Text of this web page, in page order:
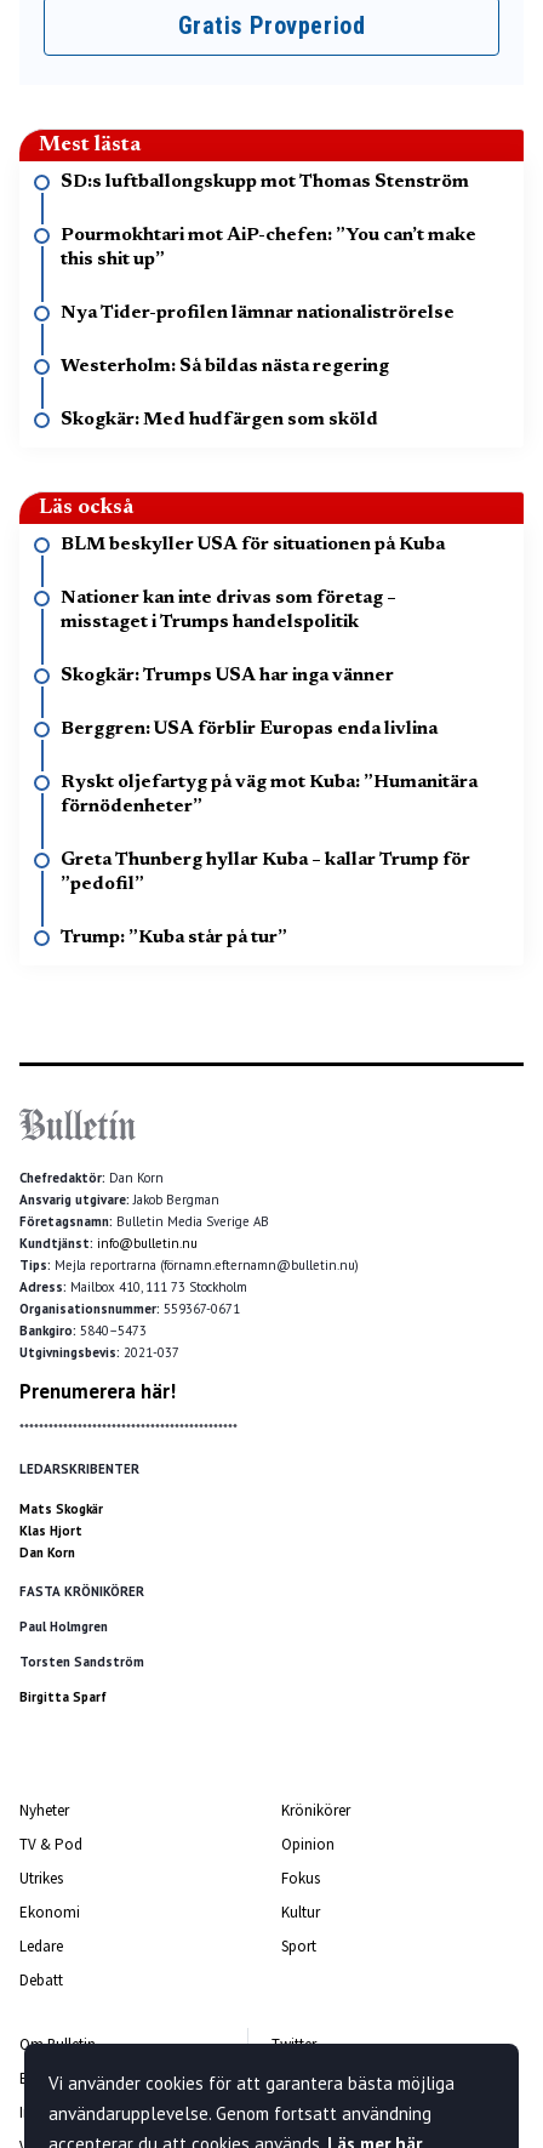
Gratis Provperiod
Mest lästa
SD:s luftballongskupp mot Thomas Stenström
Pourmokhtari mot AiP-chefen: ”You can’t make
this shit up”
Nya Tider-profilen lämnar nationaliströrelse
Westerholm: Så bildas nästa regering
Skogkär: Med hudfärgen som sköld
Läs också
BLM beskyller USA för situationen på Kuba
Nationer kan inte drivas som företag –
misstaget i Trumps handelspolitik
Skogkär: Trumps USA har inga vänner
Berggren: USA förblir Europas enda livlina
Ryskt oljefartyg på väg mot Kuba: ”Humanitära
förnödenheter”
Greta Thunberg hyllar Kuba – kallar Trump för
”pedofil”
Trump: ”Kuba står på tur”
Chefredaktör: Dan Korn
Ansvarig utgivare:Jakob Bergman
Företagsnamn: Bulletin Media Sverige AB
Kundtjänst: info@bulletin.nu
Tips: Mejla reportrarna (förnamn.efternamn@bulletin.nu)
Adress: Mailbox 410, 111 73 Stockholm
Organisationsnummer: 559367-0671
Bankgiro: 5840–5473
Utgivningsbevis: 2021-037
Prenumerera här!
*********************************************
LEDARSKRIBENTER
Mats Skogkär
Klas Hjort
Dan Korn
FASTA KRÖNIKÖRER
Paul Holmgren
Torsten Sandström
Birgitta Sparf
Nyheter
TV & Pod
Utrikes
Ekonomi
Ledare
Debatt
Krönikörer
Opinion
Fokus
Kultur
Sport
Om Bulletin
Bulletin-teamet
Integritetspolicy
Twitter
Facebook
Instagram
Vi använder cookies för att garantera bästa möjliga
användarupplevelse. Genom fortsatt användning